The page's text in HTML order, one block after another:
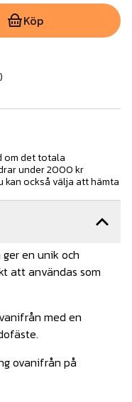
en unik och
att användas som
med en
ovanifrån på
Köp
)
om det totala
under 2000 kr
också välja att hämta